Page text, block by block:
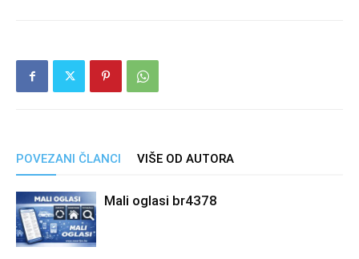
POVEZANI ČLANCI VIŠE OD AUTORA
Mali oglasi br4378